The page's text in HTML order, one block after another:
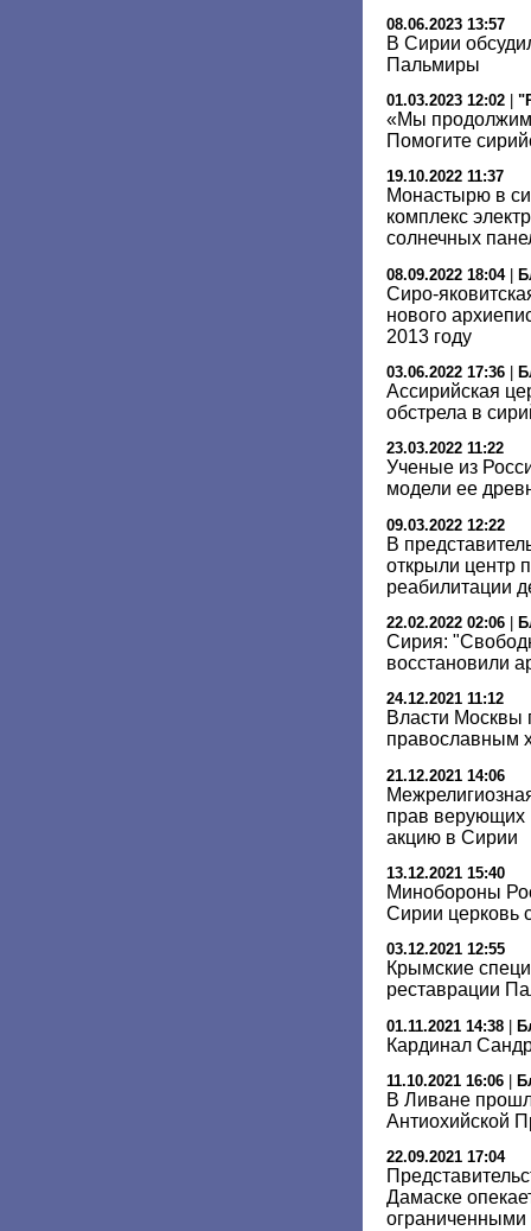
08.06.2023 13:57
В Сирии
Пальмиры
01.03.2023 12:02
«Мы
Помогите
19.10.2022 11:37
Монастырю в
комплекс
солнечных
08.09.2022 18:04|
Сиро-
нового
2013 году
03.06.2022 17:36
Ассирийская
обстрела в
23.03.2022 11:22
Ученые из
модели ее
09.03.2022 12:22
В
открыли центр
реабилитации
22.02.2022 02:06
Сирия:
восстановили
24.12.2021 11:12
Власти Москвы
православным
21.12.2021 14:06
прав верующих
акцию в Сирии
13.12.2021 15:40
Минобороны
Сирии церковь
03.12.2021 12:55
Крымские
реставрации
01.11.2021 14:38 |
Кардинал
11.10.2021 16:06
В Ливане
Антиохийской
22.09.2021 17:04
Дамаске